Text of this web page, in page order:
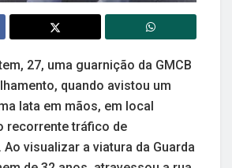
27, uma guarnição da GMCB
quando avistou um
lata em mãos, em local
recorrente tráfico de
visualizar a viatura da Guarda